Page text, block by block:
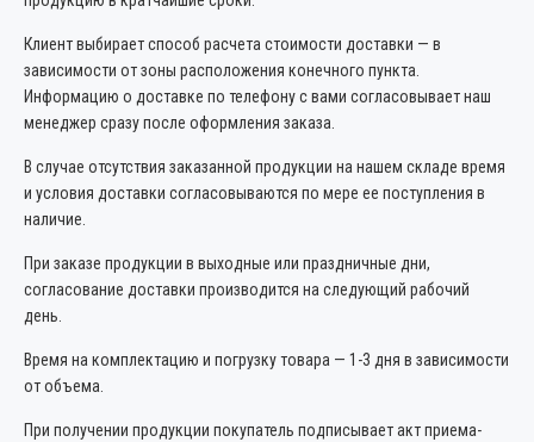
Клиент выбирает способ расчета стоимости доставки — в
зависимости от зоны расположения конечного пункта.
Информацию о доставке по телефону с вами согласовывает наш
менеджер сразу после оформления заказа.
В случае отсутствия заказанной продукции на нашем складе время
и условия доставки согласовываются по мере ее поступления в
наличие.
При заказе продукции в выходные или праздничные дни,
согласование доставки производится на следующий рабочий
день.
Время на комплектацию и погрузку товара — 1-3 дня в зависимости
от объема.
При получении продукции покупатель подписывает акт приема-